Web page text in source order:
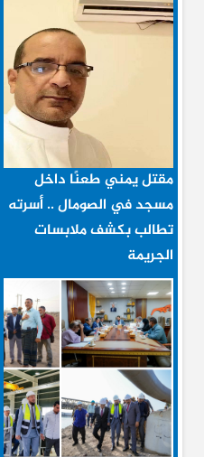
مقتل يمني طعنًا داخل
مسجد في الصومال .. أسرته
تطالب بكشف ملابسات
الجريمة